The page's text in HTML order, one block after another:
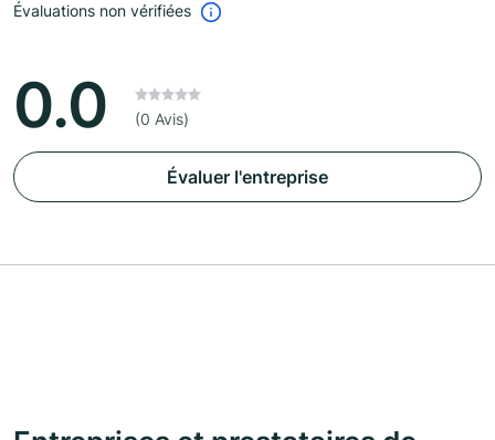
Évaluations non vérifiées
0.0 (0 Avis)
Évaluer l'entreprise